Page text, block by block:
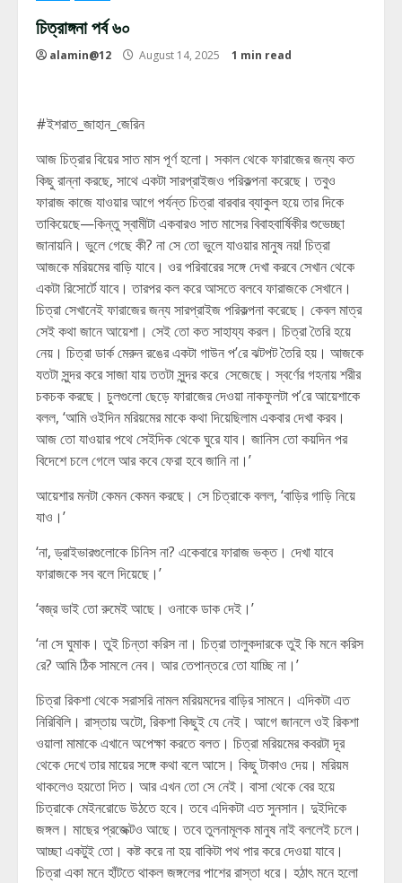
চিত্রাঙ্গনা পর্ব ৬০
alamin@12 August 14, 2025 1 min read
#ইশরাত_জাহান_জেরিন
আজ চিত্রার বিয়ের সাত মাস পূর্ণ হলো। সকাল থেকে ফারাজের জন্য কত
কিছু রান্না করছে, সাথে একটা সারপ্রাইজও পরিকল্পনা করেছে। তবুও
ফারাজ কাজে যাওয়ার আগে পর্যন্ত চিত্রা বারবার ব্যাকুল হয়ে তার দিকে
তাকিয়েছে—কিন্তু স্বামীটা একবারও সাত মাসের বিবাহবার্ষিকীর শুভেচ্ছা
জানায়নি। ভুলে গেছে কী? না সে তো ভুলে যাওয়ার মানুষ নয়! চিত্রা
আজকে মরিয়মের বাড়ি যাবে। ওর পরিবারের সঙ্গে দেখা করবে সেখান থেকে
একটা রিসোর্টে যাবে। তারপর কল করে আসতে বলবে ফারাজকে সেখানে।
চিত্রা সেখানেই ফারাজের জন্য সারপ্রাইজ পরিকল্পনা করেছে। কেবল মাত্র
সেই কথা জানে আয়েশা। সেই তো কত সাহায্য করল। চিত্রা তৈরি হয়ে
নেয়। চিত্রা ডার্ক মেরুন রঙের একটা গাউন প’রে ঝটপট তৈরি হয়। আজকে
যতটা সুন্দর করে সাজা যায় ততটা সুন্দর করে সেজেছে। স্বর্ণের গহনায় শরীর
চকচক করছে। চুলগুলো ছেড়ে ফারাজের দেওয়া নাকফুলটা প’রে আয়েশাকে
বলল, ‘আমি ওইদিন মরিয়মের মাকে কথা দিয়েছিলাম একবার দেখা করব।
আজ তো যাওয়ার পথে সেইদিক থেকে ঘুরে যাব। জানিস তো কয়দিন পর
বিদেশে চলে গেলে আর কবে ফেরা হবে জানি না।’
আয়েশার মনটা কেমন কেমন করছে। সে চিত্রাকে বলল, ‘বাড়ির গাড়ি নিয়ে
যাও।’
‘না, ড্রাইভারগুলোকে চিনিস না? একেবারে ফারাজ ভক্ত। দেখা যাবে
ফারাজকে সব বলে দিয়েছে।’
‘বজ্র ভাই তো রুমেই আছে। ওনাকে ডাক দেই।’
‘না সে ঘুমাক। তুই চিন্তা করিস না। চিত্রা তালুকদারকে তুই কি মনে করিস
রে? আমি ঠিক সামলে নেব। আর তেপান্তরে তো যাচ্ছি না।’
চিত্রা রিকশা থেকে সরাসরি নামল মরিয়মদের বাড়ির সামনে। এদিকটা এত
নিরিবিলি। রাস্তায় অটো, রিকশা কিছুই যে নেই। আগে জানলে ওই রিকশা
ওয়ালা মামাকে এখানে অপেক্ষা করতে বলত। চিত্রা মরিয়মের কবরটা দূর
থেকে দেখে তার মায়ের সঙ্গে কথা বলে আসে। কিছু টাকাও দেয়। মরিয়ম
থাকলেও হয়তো দিত। আর এখন তো সে নেই। বাসা থেকে বের হয়ে
চিত্রাকে মেইনরোডে উঠতে হবে। তবে এদিকটা এত সুনসান। দুইদিকে
জঙ্গল। মাছের প্রজেক্টও আছে। তবে তুলনামূলক মানুষ নাই বললেই চলে।
আচ্ছা একটুই তো। কষ্ট করে না হয় বাকিটা পথ পার করে দেওয়া যাবে।
চিত্রা একা মনে হাঁটতে থাকল জঙ্গলের পাশের রাস্তা ধরে। হঠাৎ মনে হলো